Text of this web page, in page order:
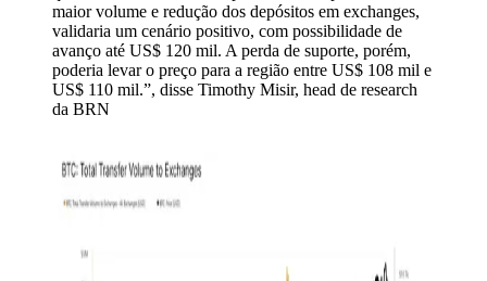
maior volume e redução dos depósitos em exchanges,
validaria um cenário positivo, com possibilidade de
avanço até US$ 120 mil. A perda de suporte, porém,
poderia levar o preço para a região entre US$ 108 mil e
US$ 110 mil.”, disse Timothy Misir, head de research
da BRN